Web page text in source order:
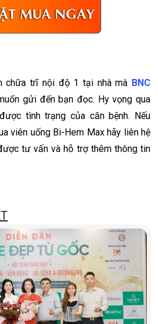
chữa trĩ nội độ 1 tại nhà mà BNC
gửi đến bạn đọc. Hy vọng qua
tình trạng của căn bệnh. Nếu
viên uống Bi-Hem Max hãy liên hệ
tư vấn và hỗ trợ thêm thông tin